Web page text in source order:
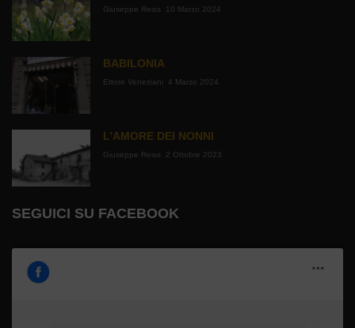
Giuseppe Reiss 10 Marzo 2024
BABILONIA
Ettore Veneziani 4 Marzo 2024
L’AMORE DEI NONNI
Giuseppe Reiss 2 Ottobre 2023
SEGUICI SU FACEBOOK